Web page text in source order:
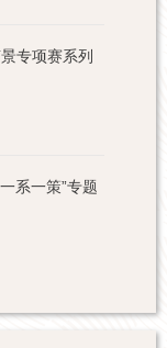
专项赛系列
系一策”专题